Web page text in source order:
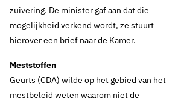
zuivering. De minister gaf aan dat die
mogelijkheid verkend wordt, ze stuurt
hierover een brief naar de Kamer.
Meststoffen
Geurts (CDA) wilde op het gebied van het
mestbeleid weten waarom niet de